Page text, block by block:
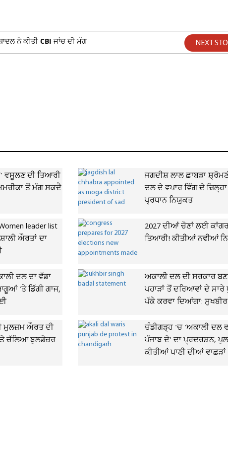
ਨੇ ਕੀਤੀ CBI ਜਾਂਚ ਦੀ ਮੰਗ NEXT
ਵਸੂਲਣ ਦੀ ਤਿਆਰੀ
ਤੋਂ ਮੰਗ ਸਕਦੈ
ਜਗਦੀਸ਼ ਲਾਲ ਛਾਬੜਾ
ਦਲ ਦੇ ਵਪਾਰ ਵਿੰਗ ਦੇ
ਪ੍ਰਧਾਨ ਨਿਯੁਕਤ
leader list
ਔਰਤਾਂ ਦਾ
2027 ਦੀਆਂ ਚੋਣਾਂ ਲਈ
ਤਿਆਰੀ! ਕੀਤੀਆਂ ਨਵੀਆਂ
ਦਲ ਦਾ ਵੱਡਾ
'ਤੇ ਡਿੱਗੀ ਗਾਜ,
ਅਕਾਲੀ ਦਲ ਦੀ ਸਰਕਾਰ
ਪਹਾੜਾਂ ਤੋਂ ਦਰਿਆਵਾਂ ਦੇ ਸਾਰੇ
ਪੱਕੇ ਕਰਵਾ ਦਿਆਂਗਾ:
ਮੁਲਜ਼ਮ ਔਰਤ ਦੀ
ਚੱਲਿਆ ਬੁਲਡੋਜ਼ਰ
ਚੰਡੀਗੜ੍ਹ 'ਚ 'ਅਕਾਲੀ ਦਲ
ਪੰਜਾਬ ਦੇ' ਦਾ ਪ੍ਰਦਰਸ਼ਨ,
ਕੀਤੀਆਂ ਪਾਣੀ ਦੀਆਂ ਵਾਛੜਾਂ